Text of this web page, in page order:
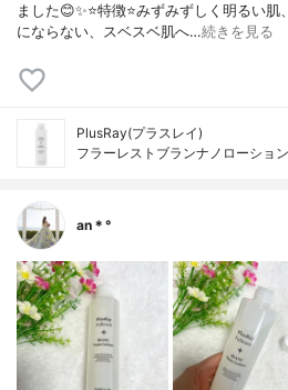
ました😊✨⭐️特徴⭐️みずみずしく明るい
にならない、スベスベ肌へ…続きを見る
PlusRay(プラスレイ)
フラーレストブランナノローション
an＊°